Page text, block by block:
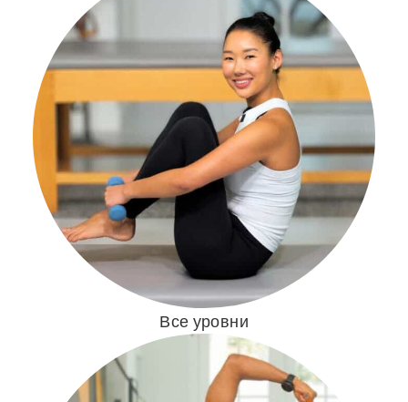
Все уровни